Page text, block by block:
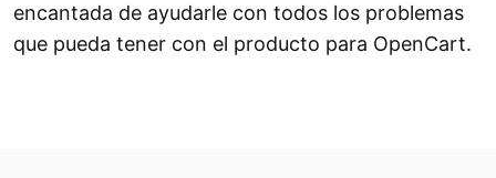
encantada de ayudarle con todos los problemas
que pueda tener con el producto para OpenCart.